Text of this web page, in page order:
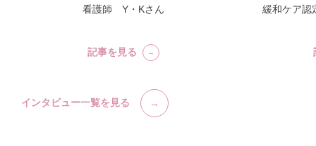
看護師 Y・Kさん
記事を見る
緩和ケア
インタビュー一覧を見る